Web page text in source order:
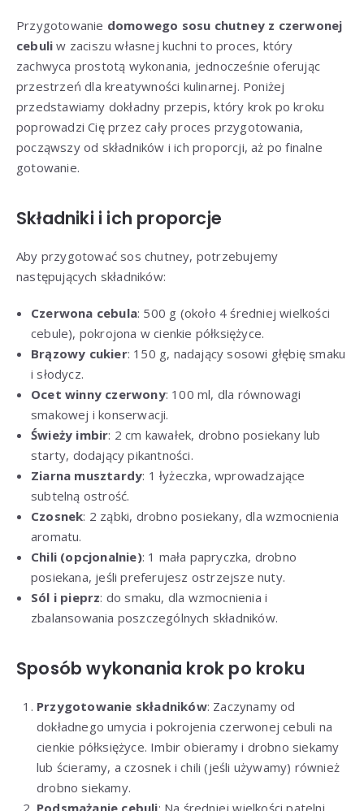
Przygotowanie domowego sosu chutney z czerwonej
cebuli w zaciszu własnej kuchni to proces, który
zachwyca prostotą wykonania, jednocześnie oferując
przestrzeń dla kreatywności kulinarnej. Poniżej
przedstawiamy dokładny przepis, który krok po kroku
poprowadzi Cię przez cały proces przygotowania,
począwszy od składników i ich proporcji, aż po finalne
gotowanie.
Składniki i ich proporcje
Aby przygotować sos chutney, potrzebujemy
następujących składników:
Czerwona cebula: 500 g (około 4 średniej wielkości
cebule), pokrojona w cienkie półksiężyce.
Brązowy cukier: 150 g, nadający sosowi głębię smaku
i słodycz.
Ocet winny czerwony: 100 ml, dla równowagi
smakowej i konserwacji.
Świeży imbir: 2 cm kawałek, drobno posiekany lub
starty, dodający pikantności.
Ziarna musztardy: 1 łyżeczka, wprowadzające
subtelną ostrość.
Czosnek: 2 ząbki, drobno posiekany, dla wzmocnienia
aromatu.
Chili (opcjonalnie): 1 mała papryczka, drobno
posiekana, jeśli preferujesz ostrzejsze nuty.
Sól i pieprz: do smaku, dla wzmocnienia i
zbalansowania poszczególnych składników.
Sposób wykonania krok po kroku
Przygotowanie składników: Zaczynamy od
dokładnego umycia i pokrojenia czerwonej cebuli na
cienkie półksiężyce. Imbir obieramy i drobno siekamy
lub ścieramy, a czosnek i chili (jeśli używamy) również
drobno siekamy.
Podsmażanie cebuli: Na średniej wielkości patelni